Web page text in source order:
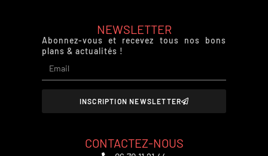
NEWSLETTER
Abonnez-vous et recevez tous nos bons
plans & actualités !
INSCRIPTION NEWSLETTER
CONTACTEZ-NOUS